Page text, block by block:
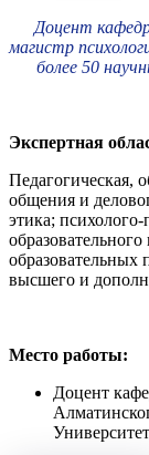
Доцент
магистр
более 50
Экспертная
Педагогическая,
общения и
этика;
высшего и
Место работы:
Доцент